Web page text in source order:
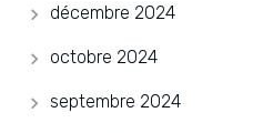
décembre 2024
octobre 2024
septembre 2024